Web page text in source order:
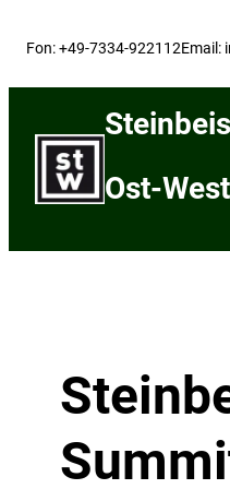
Fon: +49-7334-922112Email:
Ost-